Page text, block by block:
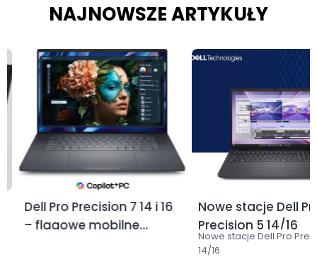
NAJNOWSZE ARTYKUŁY
Dell Pro Precision 7 14 i 16
– flagowe mobilne
Nowe stacje Dell
Precision 5 14/16
Nowe stacje Dell Pro
14/16